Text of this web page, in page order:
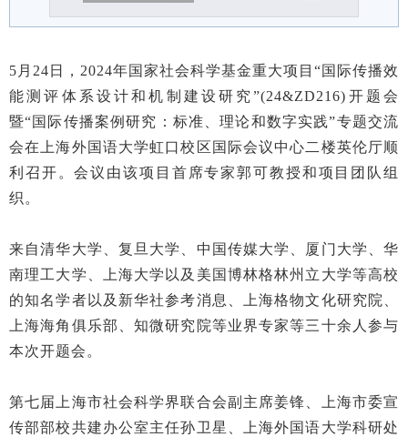
5月24日，2024年国家社会科学基金重大项目“国际传播效
能测评体系设计和机制建设研究”(24&ZD216)开题会
暨“国际传播案例研究：标准、理论和数字实践”专题交流
会在上海外国语大学虹口校区国际会议中心二楼英伦厅顺
利召开。会议由该项目首席专家郭可教授和项目团队组
织。
来自清华大学、复旦大学、中国传媒大学、厦门大学、华
南理工大学、上海大学以及美国博林格林州立大学等高校
的知名学者以及新华社参考消息、上海格物文化研究院、
上海海角俱乐部、知微研究院等业界专家等三十余人参与
本次开题会。
第七届上海市社会科学界联合会副主席姜锋、上海市委宣
传部部校共建办公室主任孙卫星、上海外国语大学科研处